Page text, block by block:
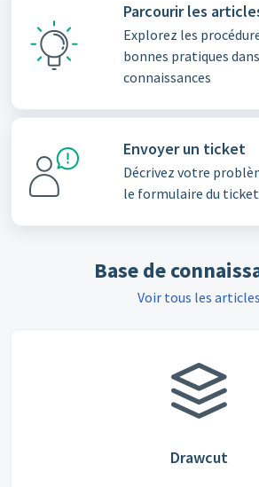
Parcourir les
Explorez les
bonnes pratiques
connaissances
Envoyer un ticket
Décrivez votre
le formulaire du ticket
Base de
Voir tous les articles
Drawcut